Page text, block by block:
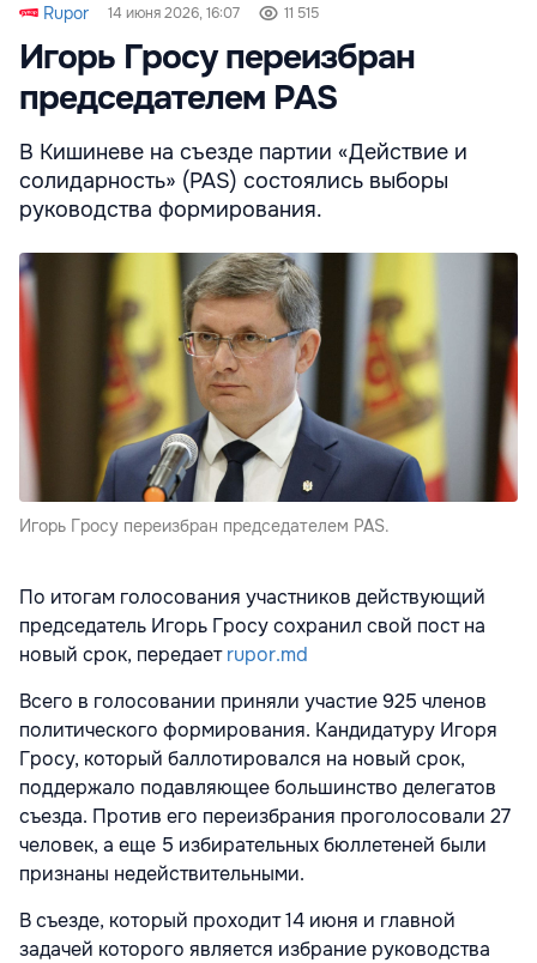
Rupor 14 июня 2026, 16:07 11 515
Игорь Гросу переизбран
председателем PAS
В Кишиневе на съезде партии «Действие и
солидарность» (PAS) состоялись выборы
руководства формирования.
Игорь Гросу переизбран председателем PAS.
По итогам голосования участников действующий
председатель Игорь Гросу сохранил свой пост на
новый срок, передаетrupor.md
Всего в голосовании приняли участие 925 членов
политического формирования. Кандидатуру Игоря
Гросу, который баллотировался на новый срок,
поддержало подавляющее большинство делегатов
съезда. Против его переизбрания проголосовали 27
человек, а еще 5 избирательных бюллетеней были
признаны недействительными.
В съезде, который проходит 14 июня и главной
задачей которого является избрание руководства